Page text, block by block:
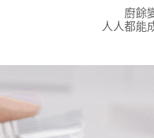
廚餘
人人都能